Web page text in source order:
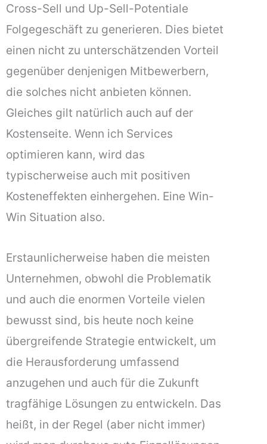
Cross-Sell und Up-Sell-Potentiale
Folgegeschäft zu generieren. Dies bietet
einen nicht zu unterschätzenden Vorteil
gegenüber denjenigen Mitbewerbern,
die solches nicht anbieten können.
Gleiches gilt natürlich auch auf der
Kostenseite. Wenn ich Services
optimieren kann, wird das
typischerweise auch mit positiven
Kosteneffekten einhergehen. Eine Win-
Win Situation also.
Erstaunlicherweise haben die meisten
Unternehmen, obwohl die Problematik
und auch die enormen Vorteile vielen
bewusst sind, bis heute noch keine
übergreifende Strategie entwickelt, um
die Herausforderung umfassend
anzugehen und auch für die Zukunft
tragfähige Lösungen zu entwickeln. Das
heißt, in der Regel (aber nicht immer)